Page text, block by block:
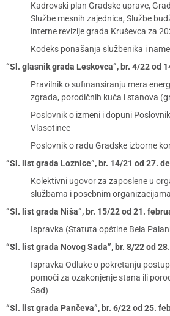
Kadrovski plan Gradske uprave,
Službe mesnih zajednica, Službe
interne revizije grada Kruševca za
Kodeks ponašanja službenika i
“Sl. glasnik grada Leskovca”, br. 4/22 od
Pravilnik o sufinansiranju mera
zgrada, porodičnih kuća i stanova
Poslovnik o izmeni i dopuni
Vlasotince
Poslovnik o radu Gradske izborne
“Sl. list grada Loznice”, br. 14/21 od 27.
Kolektivni ugovor za zaposlene u
službama i posebnim
“Sl. list grada Niša”, br. 15/22 od 21.
Ispravka (Statuta opštine Bela
“Sl. list grada Novog Sada”, br. 8/22 od
Ispravka Odluke o pokretanju
pomoći za ozakonjenje stana ili
Sad)
“Sl. list grada Pančeva”, br. 6/22 od 25.